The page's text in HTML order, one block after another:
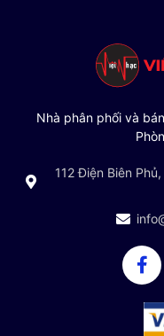
Nhà phân phối và
112 Điện Biên